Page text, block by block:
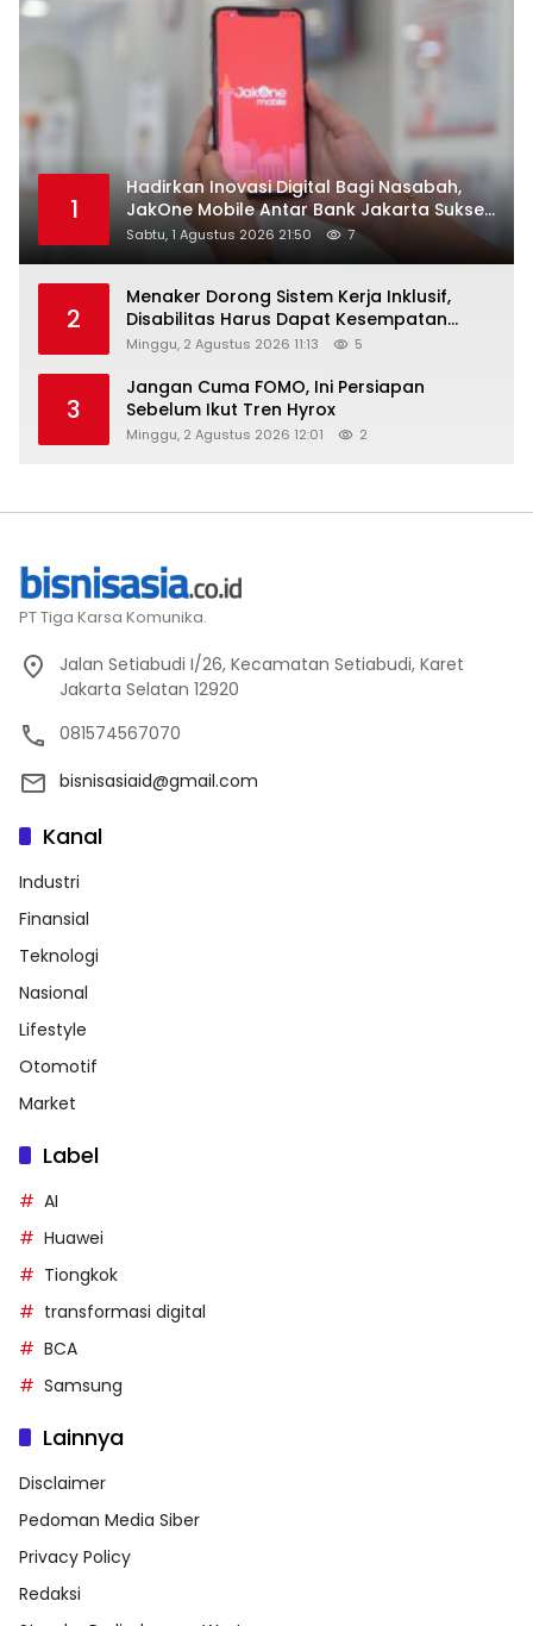
1
Hadirkan Inovasi Digital Bagi Nasabah,
JakOne Mobile Antar Bank Jakarta Sukses
Raih Digital Excellence Awards 2026
Sabtu, 1 Agustus 2026 21:50 7
2
Menaker Dorong Sistem Kerja Inklusif,
Disabilitas Harus Dapat Kesempatan
Setara
Minggu, 2 Agustus 2026 11:13 5
3
Jangan Cuma FOMO, Ini Persiapan
Sebelum Ikut Tren Hyrox
Minggu, 2 Agustus 2026 12:01 2
PT Tiga Karsa Komunika.
Jalan Setiabudi I/26, Kecamatan Setiabudi, Karet
Jakarta Selatan 12920
081574567070
bisnisasiaid@gmail.com
Kanal
Industri
Finansial
Teknologi
Nasional
Lifestyle
Otomotif
Market
Label
AI
Huawei
Tiongkok
transformasi digital
BCA
Samsung
Lainnya
Disclaimer
Pedoman Media Siber
Privacy Policy
Redaksi